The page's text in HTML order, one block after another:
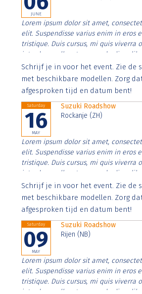
JUNE
Lorem ipsum dolor sit amet,
elit. Suspendisse varius enim in eros
tristique. Duis cursus, mi quis viverra
interdum nulla, ut commodo diam
Aenean faucibus nibh et justo cursus
imperdiet. Nunc ut sem vitae risus
Schrijf je in voor het event. Zie de
met beschikbare modellen. Zorg
afgesproken tijd en datum bent!
Saturday
16
MAY
Suzuki Roadshow
Rockanje (ZH)
Lorem ipsum dolor sit amet,
elit. Suspendisse varius enim in eros
tristique. Duis cursus, mi quis viverra
interdum nulla, ut commodo diam
Aenean faucibus nibh et justo cursus
imperdiet. Nunc ut sem vitae risus
Schrijf je in voor het event. Zie de
met beschikbare modellen. Zorg
afgesproken tijd en datum bent!
Saturday
09
MAY
Suzuki Roadshow
Rijen (NB)
Lorem ipsum dolor sit amet,
elit. Suspendisse varius enim in eros
tristique. Duis cursus, mi quis viverra
interdum nulla, ut commodo diam